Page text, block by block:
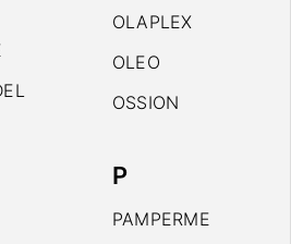
OLAPLEX
OLEO
OSSION
P
PAMPERME